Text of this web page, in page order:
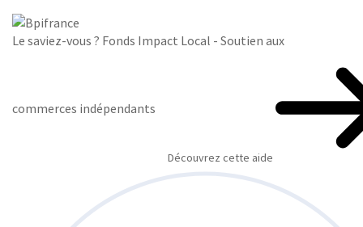
Le saviez-vous ? Fonds Impact Local - Soutien aux
commerces indépendants
Découvrez cette aide